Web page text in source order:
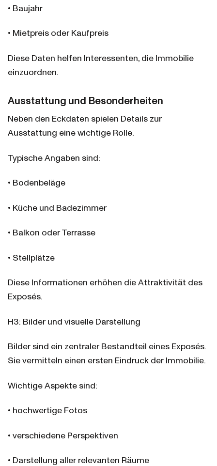
• Baujahr
• Mietpreis oder Kaufpreis
Diese Daten helfen Interessenten, die Immobilie
einzuordnen.
Ausstattung und Besonderheiten
Neben den Eckdaten spielen Details zur
Ausstattung eine wichtige Rolle.
Typische Angaben sind:
• Bodenbeläge
• Küche und Badezimmer
• Balkon oder Terrasse
• Stellplätze
Diese Informationen erhöhen die Attraktivität des
Exposés.
H3: Bilder und visuelle Darstellung
Bilder sind ein zentraler Bestandteil eines Exposés.
Sie vermitteln einen ersten Eindruck der Immobilie.
Wichtige Aspekte sind:
• hochwertige Fotos
• verschiedene Perspektiven
• Darstellung aller relevanten Räume